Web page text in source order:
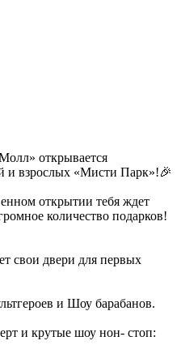
открывается
и взрослых «Мисти Парк»!🎉
открытии тебя ждет
количество подарков!
свои двери для первых
и Шоу барабанов.
и крутые шоу нон- стоп: